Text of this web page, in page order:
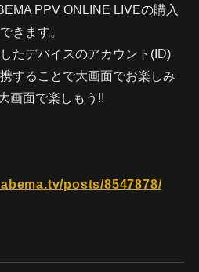
PPV ONLINE LIVEの購入
きます。
たデバイスのアカウント(ID)
することで大画面でお楽しみ
画面で楽しもう!!
posts/8547878/